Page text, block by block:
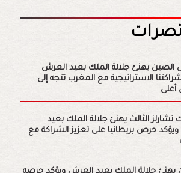
الصين يهنئ جلالة الملك بعيد العرش
الاستراتيجية مع المغرب تتجه إلى
تشارلز الثالث يهنئ جلالة الملك بعيد
حرص بريطانيا على تعزيز الشراكة مع